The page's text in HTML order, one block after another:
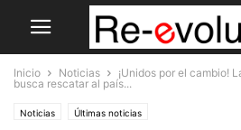
Inicio Noticias
¡Unidos por el cambio!
busca rescatar al país...
Noticias Últimas noticias